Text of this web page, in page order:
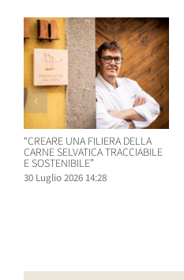
“CREARE UNA FILIERA DELLA
CARNE SELVATICA TRACCIABILE
E SOSTENIBILE”
30 Luglio 2026 14:28